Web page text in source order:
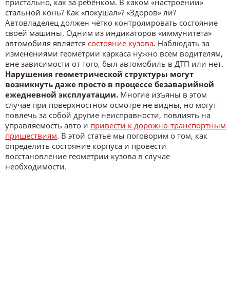
пристально, как за ребёнком. В каком «настроении»
стальной конь? Как «покушал»? «Здоров» ли?
Автовладелец должен чётко контролировать состояние
своей машины. Одним из индикаторов «иммунитета»
автомобиля является состояние кузова. Наблюдать за
изменениями геометрии каркаса нужно всем водителям,
вне зависимости от того, был автомобиль в ДТП или нет.
Нарушения геометрической структуры могут
возникнуть даже просто в процессе безаварийной
ежедневной эксплуатации. Многие изъяны в этом
случае при поверхностном осмотре не видны, но могут
повлечь за собой другие неисправности, повлиять на
управляемость авто и привести к дорожно-транспортным
пришествиям. В этой статье мы поговорим о том, как
определить состояние корпуса и провести
восстановление геометрии кузова в случае
необходимости.